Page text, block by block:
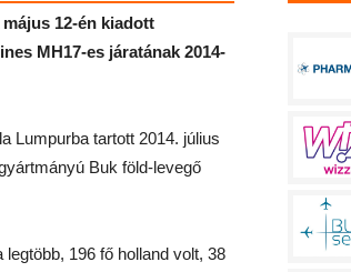
12-én kiadott
MH17-es járatának 2014-
Lumpurba tartott 2014. július
Buk föld-levegő
196 fő holland volt, 38